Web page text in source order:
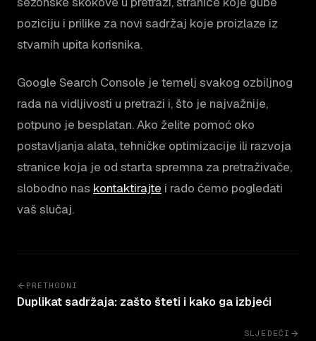
poziciju i prilike za novi sadržaj koje proizlaze iz
stvarnih upita korisnika.
Google Search Console je temelj svakog ozbiljnog
rada na vidljivosti u pretrazi i, što je najvažnije,
potpuno je besplatan. Ako želite pomoć oko
postavljanja alata, tehničke optimizacije ili razvoja
stranice koja je od starta spremna za pretraživače,
slobodno nas kontaktirajte i rado ćemo pogledati
vaš slučaj.
PRETHODNI
Duplikat sadržaja: zašto šteti i kako ga izbjeći
SLJEDEĆI